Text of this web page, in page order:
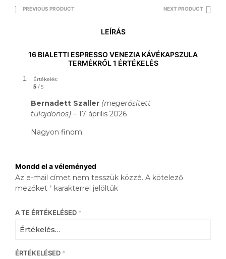
PREVIOUS PRODUCT NEXT PRODUCT
LEÍRÁS
16 BIALETTI ESPRESSO VENEZIA KÁVÉKAPSZULA
TERMÉKRŐL 1 ÉRTÉKELÉS
Értékelés:
5/ 5
Bernadett Szaller (megerősített
tulajdonos) – 17 április 2026
Nagyon finom
Mondd el a véleményed
Az e-mail címet nem tesszük közzé. A kötelező
mezőket * karakterrel jelöltük
A TE ÉRTÉKELÉSED *
ÉRTÉKELÉSED *